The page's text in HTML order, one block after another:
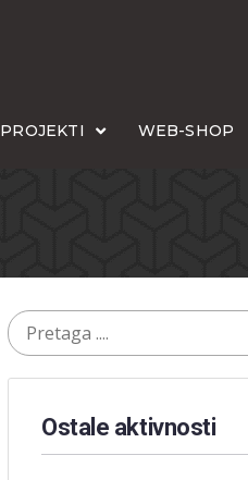
PROJEKTI WEB-SHOP
Ostale aktivnosti